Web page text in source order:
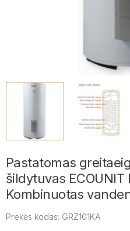
Pastatomas
šildytuvas ECOUNIT
Kombinuotas
Prekės kodas: GRZ101KA